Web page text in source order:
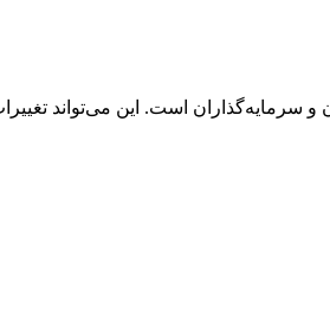
سرمایه‌گذاران است. این می‌تواند